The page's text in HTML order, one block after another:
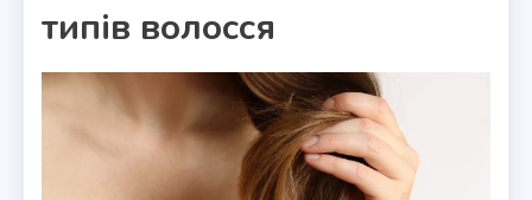
типів волосся